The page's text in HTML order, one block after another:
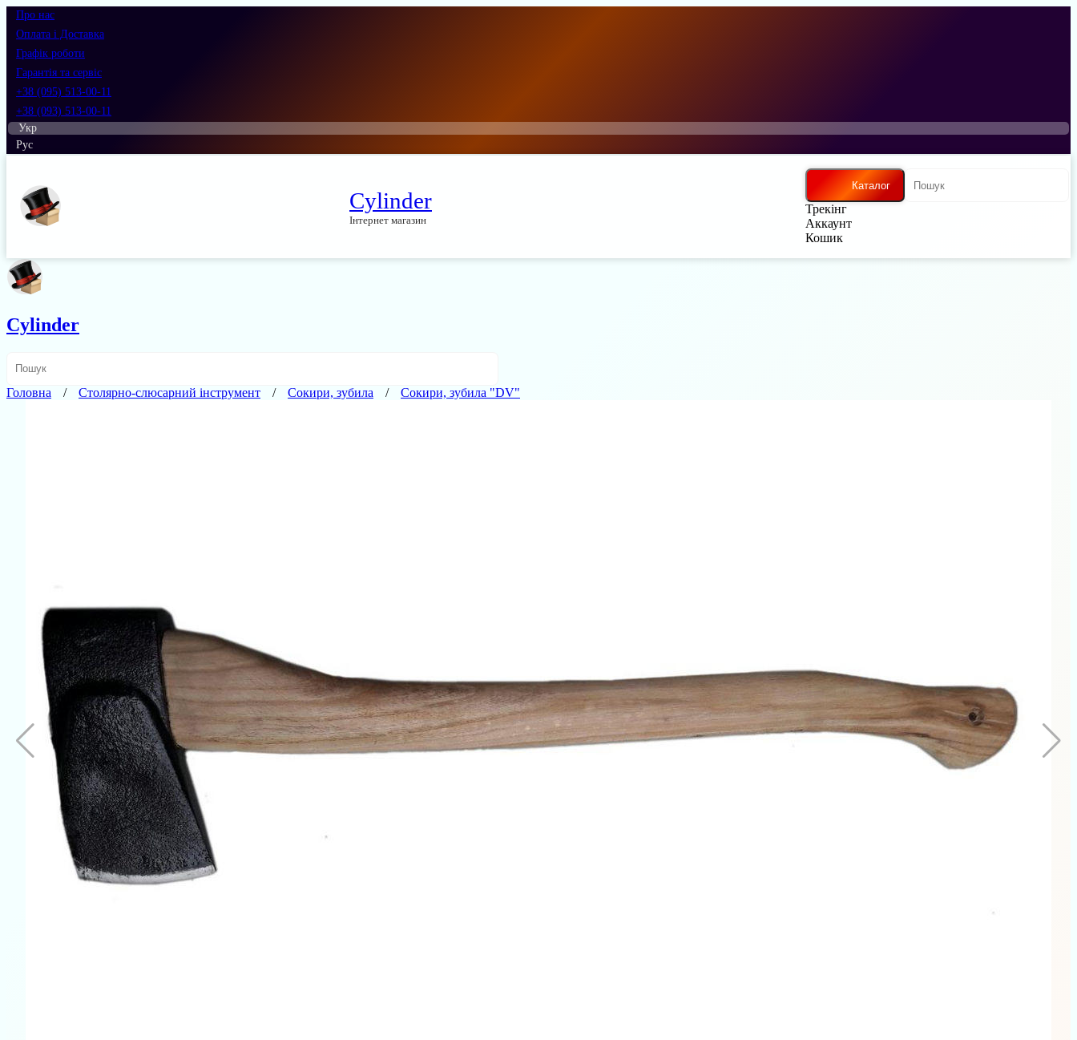
Про нас
Оплата і Доставка
Графік роботи
Гарантія та сервіс
+38 (095) 513-00-11
+38 (093) 513-00-11
Укр
Рус
Cylinder
Інтернет магазин
Каталог
Трекінг
Аккаунт
Кошик
Cylinder
Головна Столярно-слюсарний інструмент Сокири, зубила Сокири, зубила "DV"